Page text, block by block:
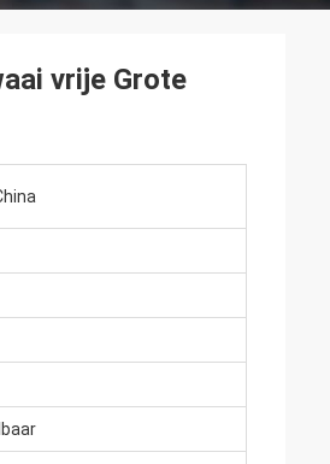
vrije Grote